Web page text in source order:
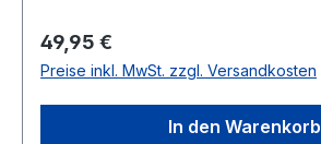
Regulärer Preis:
49,95 €
Preise inkl. MwSt. zzgl. Versandkosten
In den Warenkorb